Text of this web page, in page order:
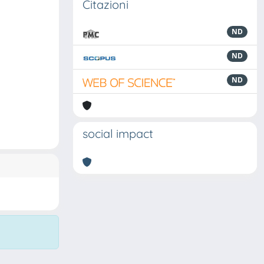
Citazioni
ND
ND
ND
social impact